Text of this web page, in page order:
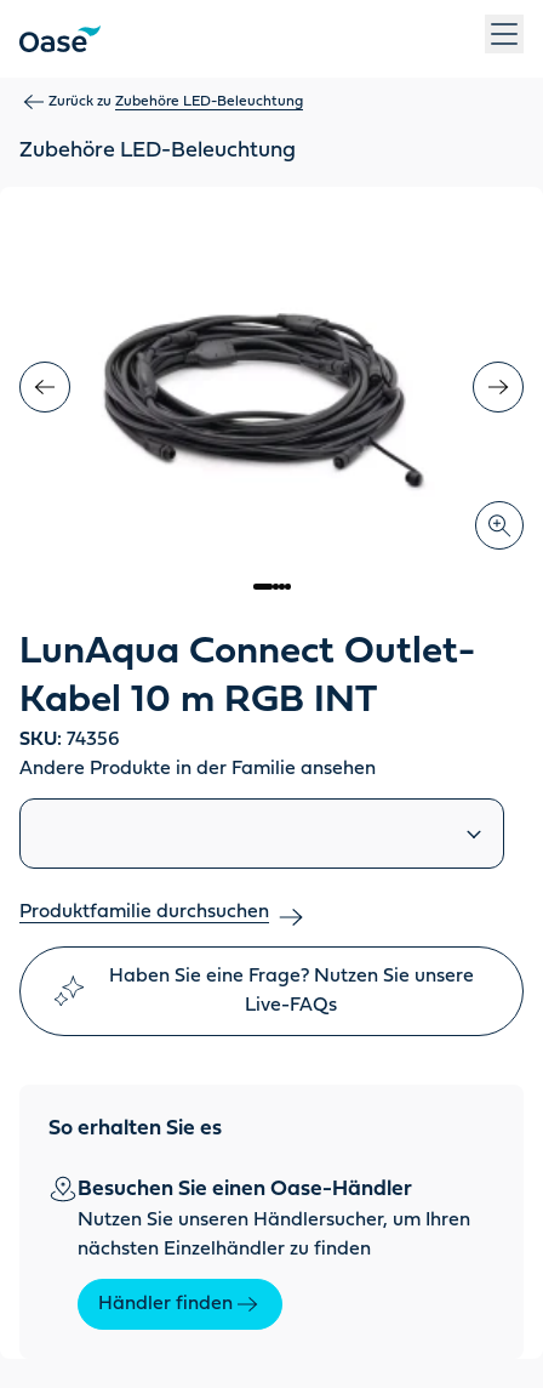
Zurück zu Zubehöre LED-Beleuchtung
Zubehöre LED-Beleuchtung
LunAqua Connect Outlet-
Kabel 10 m RGB INT
SKU: 74356
Andere Produkte in der Familie ansehen
Ähnliche Produkte
Produktfamilie durchsuchen
Haben Sie eine Frage? Nutzen Sie unsere
Live-FAQs
So erhalten Sie es
Besuchen Sie einen Oase-Händler
Nutzen Sie unseren Händlersucher, um Ihren
nächsten Einzelhändler zu finden
Händler finden